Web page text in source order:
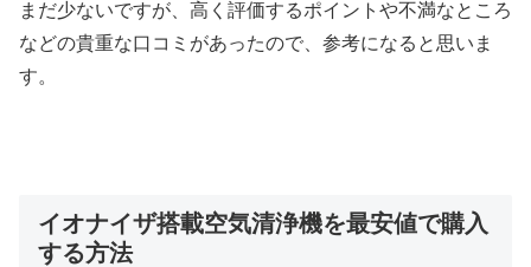
まだ少ないですが、高く評価するポイントや不満なところ
などの貴重な口コミがあったので、参考になると思いま
す。
イオナイザ搭載空気清浄機を最安値で購入
する方法